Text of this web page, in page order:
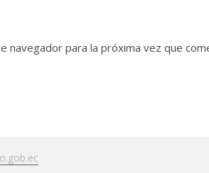
navegador para la próxima vez que